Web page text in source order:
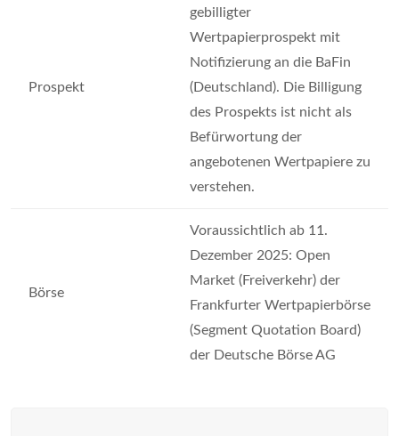
Prospekt
gebilligter
Wertpapierprospekt mit
Notifizierung an die BaFin
(Deutschland). Die Billigung
des Prospekts ist nicht als
Befürwortung der
angebotenen Wertpapiere zu
verstehen.
Börse
Voraussichtlich ab 11.
Dezember 2025: Open
Market (Freiverkehr) der
Frankfurter Wertpapierbörse
(Segment Quotation Board)
der Deutsche Börse AG